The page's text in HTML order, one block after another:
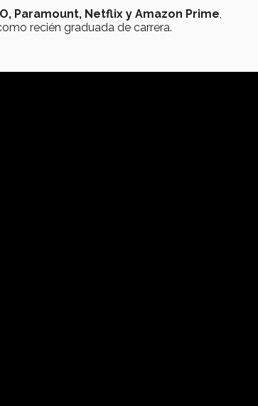
Paramount, Netflix y Amazon Prime
recién graduada de carrera.